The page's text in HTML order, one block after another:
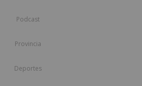
Podcast
Provincia
Deportes